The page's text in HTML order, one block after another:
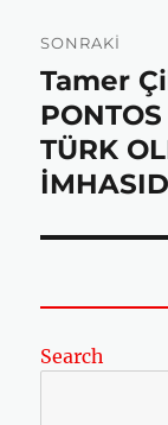
SONRAKI
Sonraki
yazı:
Tamer
TÜRK
Search